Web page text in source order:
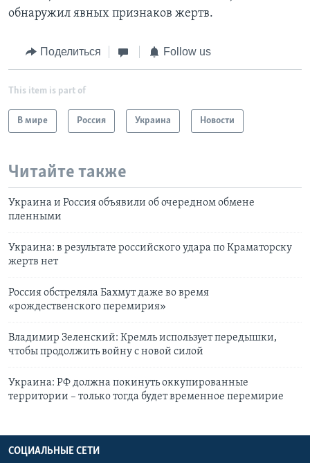
обнаружил явных признаков жертв.
Поделиться Follow us
This item is part of
В мире Россия Украина Новости
Читайте также
Украина и Россия объявили об очередном обмене
пленными
Украина: в результате российского удара по Краматорску
жертв нет
Россия обстреляла Бахмут даже во время
«рождественского перемирия»
Владимир Зеленский: Кремль использует передышки,
чтобы продолжить войну с новой силой
Украина: РФ должна покинуть оккупированные
территории – только тогда будет временное перемирие
СОЦИАЛЬНЫЕ СЕТИ